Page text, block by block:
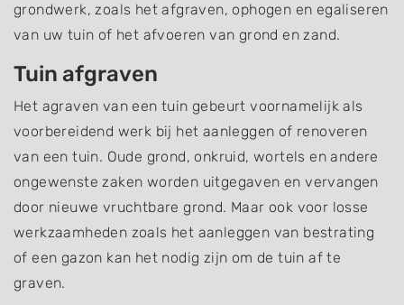
grondwerk, zoals het afgraven, ophogen en egaliseren
van uw tuin of het afvoeren van grond en zand.
Tuin afgraven
Het agraven van een tuin gebeurt voornamelijk als
voorbereidend werk bij het aanleggen of renoveren
van een tuin. Oude grond, onkruid, wortels en andere
ongewenste zaken worden uitgegaven en vervangen
door nieuwe vruchtbare grond. Maar ook voor losse
werkzaamheden zoals het aanleggen van bestrating
of een gazon kan het nodig zijn om de tuin af te
graven.